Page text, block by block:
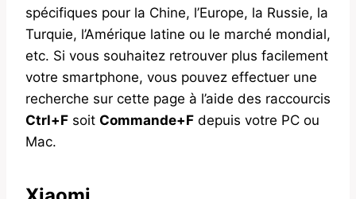
spécifiques pour la Chine, l’Europe, la Russie, la
Turquie, l’Amérique latine ou le marché mondial,
etc. Si vous souhaitez retrouver plus facilement
votre smartphone, vous pouvez effectuer une
recherche sur cette page à l’aide des raccourcis
Ctrl+F soit Commande+F depuis votre PC ou
Mac.